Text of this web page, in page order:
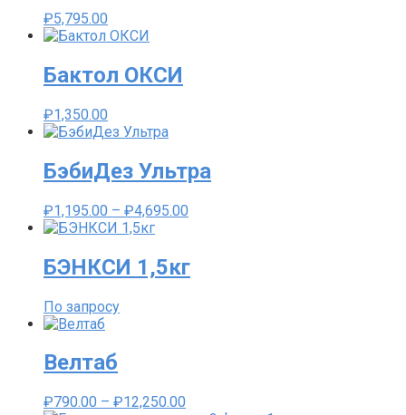
₽5,795.00
Бактол ОКСИ
₽1,350.00
БэбиДез Ультра
₽1,195.00 – ₽4,695.00
–
₽4,695.00
БЭНКСИ 1,5кг
По запросу
Велтаб
₽790.00 – ₽12,250.00